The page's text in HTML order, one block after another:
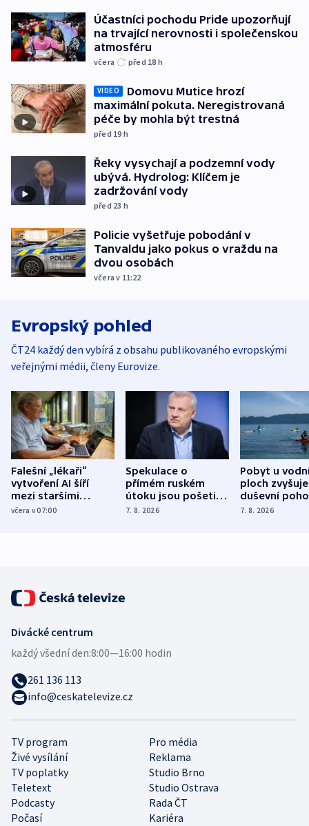
Účastníci pochodu Pride upozorňují
na trvající nerovnosti i společenskou
atmosféru
včera před 18 h
VIDEO
Domovu Mutice hrozí
maximální pokuta. Neregistrovaná
péče by mohla být trestná
před 19 h
Řeky vysychají a podzemní vody
ubývá. Hydrolog: Klíčem je
zadržování vody
před 23 h
Policie vyšetřuje pobodání v
Tanvaldu jako pokus o vraždu na
dvou osobách
včera v 11:22
Evropský pohled
ČT24 každý den vybírá z obsahu publikovaného evropskými
veřejnými médii, členy Eurovize.
Falešní „lékaři“
vytvoření AI šíří
mezi staršími
Poláky nebezpečné
včera v 07:00
Spekulace o
přímém ruském
útoku jsou pošetilé,
míní estonský
7. 8. 2026
Pobyt u
ploch zvyšuje
duševní
ukázala
7. 8. 2026
TV program
Pro média
Živé vysílání
Reklama
TV poplatky
Studio Brno
Teletext
Studio Ostrava
Podcasty
Rada ČT
Počasí
Kariéra
Divácké centrum
každý všední den:8:00—16:00 hodin
261 136 113
info@ceskatelevize.cz